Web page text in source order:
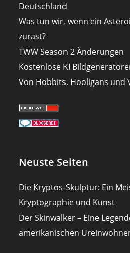
Deutschland
Was tun wir, wenn ein
zurast?
TWW Season 2 Änderungen
Kostenlose KI
Von Hobbits, Hooligans und
Neuste Seiten
Die Kryptos-Skulptur: Ein
Kryptographie und Kunst
Der Skinwalker – Eine
amerikanischen